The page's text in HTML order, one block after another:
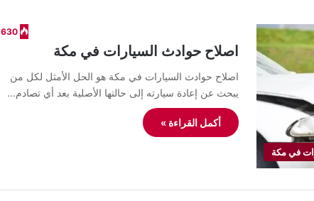
في مكة
630
اصلاح حوادث السيارات في مكة
اصلاح حوادث السيارات في مكة هو الحل الأمثل لكل من
يبحث عن إعادة سيارته إلى حالتها الأصلية بعد أي تصادم…
أكمل القراءة »